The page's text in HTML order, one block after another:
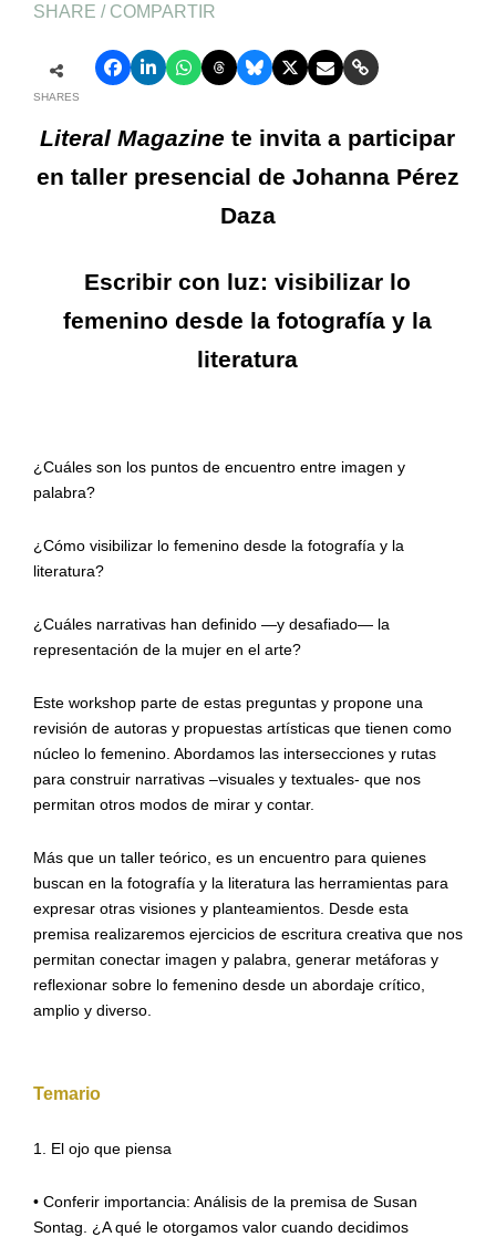
SHARE / COMPARTIR
SHARES
Literal Magazine te invita a participar
en taller presencial de Johanna Pérez
Daza
Escribir con luz: visibilizar lo
femenino desde la fotografía y la
literatura
¿Cuáles son los puntos de encuentro entre imagen y
palabra?
¿Cómo visibilizar lo femenino desde la fotografía y la
literatura?
¿Cuálesnarrativas han definido —y desafiado— la
representación de la mujer en el arte?
Este workshop parte de estas preguntas y propone una
revisión de autoras y propuestas artísticas que tienen como
núcleo lo femenino. Abordamos las intersecciones y rutas
para construir narrativas –visuales y textuales- que nos
permitan otros modos de mirar y contar.
Más que un taller teórico, es un encuentro para quienes
buscan en la fotografía y la literatura las herramientas para
expresarotras visiones y planteamientos. Desde esta
premisa realizaremos ejerciciosde escritura creativa que nos
permitan conectar imagen y palabra, generar metáforas y
reflexionar sobre lo femenino desde un abordaje crítico,
amplio y diverso.
Temario
1. El ojo que piensa
• Conferir importancia: Análisis de la premisa de Susan
Sontag . ¿A qué le otorgamos valor cuando decidimos